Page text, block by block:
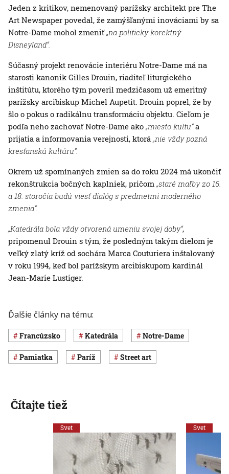
Jeden z kritikov, nemenovaný parížsky architekt pre The
Art Newspaper povedal, že zamýšľanými inováciami by sa
Notre-Dame mohol zmeniť„na politicky korektný
Disneyland“.
Súčasný projekt renovácie interiéru Notre-Dame má na
starosti kanonik Gilles Drouin, riaditeľ liturgického
inštitútu, ktorého tým poveril medzičasom už emeritný
parížsky arcibiskup Michel Aupetit. Drouin poprel, že by
šlo o pokus o radikálnu transformáciu objektu. Cieľom je
podľa neho zachovať Notre-Dame ako „miesto kultu“a
prijatia a informovania verejnosti, ktorá „nie vždy pozná
kresťanskú kultúru“.
Okrem už spomínaných zmien sa do roku 2024 má ukončiť
rekonštrukcia bočných kaplniek, pričom „staré maľby zo 16.
a 18. storočia budú viesť dialóg s predmetmi moderného
zmenia“.
„Katedrála bola vždy otvorená umeniu svojej doby“,
pripomenul Drouin s tým, že posledným takým dielom je
veľký zlatý kríž od sochára Marca Couturiera inštalovaný
v roku 1994, keď bol parížskym arcibiskupom kardinál
Jean-Marie Lustiger.
Ďalšie články na tému:
Francúzsko katedrála Notre-Dame
pamiatka Paríž street art
Čítajte tiež
Svet Svet